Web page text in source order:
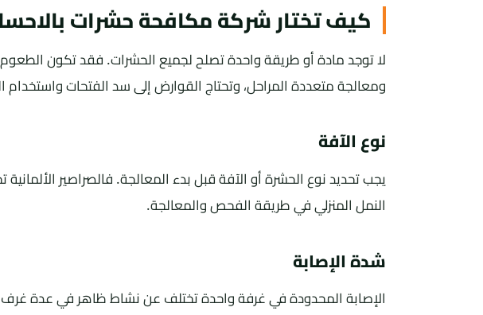
كيف تختار شركة مكافحة حشرات
لا توجد مادة أو طريقة واحدة تصلح لجميع الحشرات. فقد تكون
ومعالجة متعددة المراحل، وتحتاج القوارض إلى سد الفتحات
نوع الآفة
يجب تحديد نوع الحشرة أو الآفة قبل بدء المعالجة. فالصراصير
النمل المنزلي في طريقة الفحص والمعالجة.
شدة الإصابة
الإصابة المحدودة في غرفة واحدة تختلف عن نشاط ظاهر في عدة